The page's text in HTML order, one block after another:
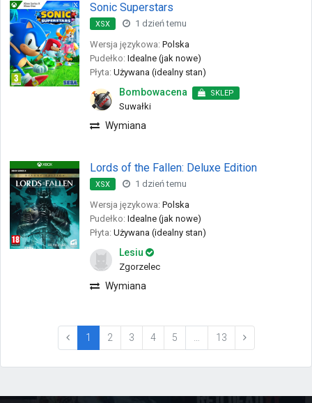
Sonic Superstars
XSX
1 dzień temu
Wersja językowa: Polska
Pudełko: Idealne (jak nowe)
Płyta: Używana (idealny stan)
Bombowacena SKLEP
Suwałki
Wymiana
Lords of the Fallen: Deluxe Edition
XSX
1 dzień temu
Wersja językowa: Polska
Pudełko: Idealne (jak nowe)
Płyta: Używana (idealny stan)
Lesiu
Zgorzelec
Wymiana
1 (current)
2 3 4 5 13